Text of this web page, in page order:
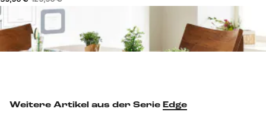
Weitere Artikel aus der Serie Edge